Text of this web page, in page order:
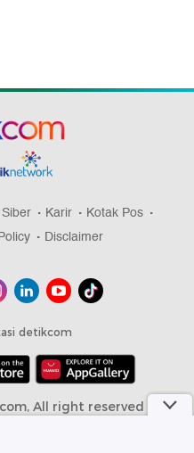
Karir
Kotak Pos
Disclaimer
detikcom
All right reserved